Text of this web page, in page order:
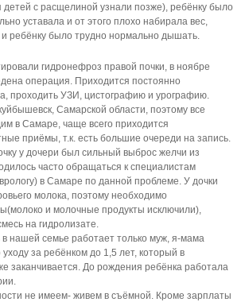
детей с расщелиной узнали позже), ребёнку было
уставала и от этого плохо набирала вес,
ребёнку было трудно нормально дышать.
гидронефроз правой почки, в ноябре
операция. Приходится постоянно
проходить УЗИ, цистографию и урографию.
Самарской области, поэтому все
в Самаре, чаще всего приходится
приёмы, т.к. есть большие очереди на запись.
у дочери был сильный выброс желчи из
часто обращаться к специалистам
в Самаре по данной проблеме. У дочки
молока, поэтому необходимо
и молочные продукты исключили),
на гидролизате.
нашей семье работает только муж, я-мама
уходу за ребёнком до 1,5 лет, который в
заканчивается. До рождения ребёнка работала
не имеем- живем в съёмной. Кроме зарплаты